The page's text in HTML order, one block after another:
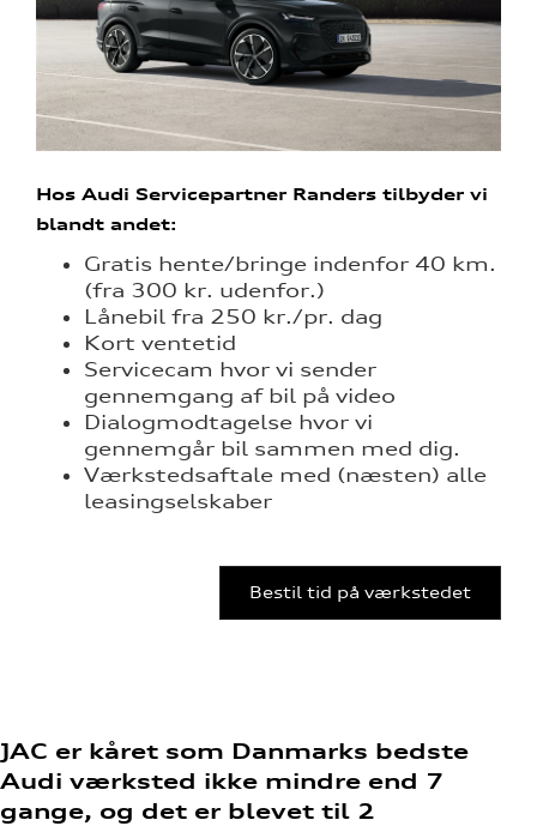
Hos Audi Servicepartner Randers tilbyder vi
blandt andet:
Gratis hente/bringe indenfor 40 km.
(fra 300 kr. udenfor.)
Lånebil fra 250 kr./pr. dag
Kort ventetid
Servicecam hvor vi sender
gennemgang af bil på video
Dialogmodtagelse hvor vi
gennemgår bil sammen med dig.
Værkstedsaftale med (næsten) alle
leasingselskaber
Bestil tid på værkstedet
JAC er kåret som Danmarks bedste
Audi værksted ikke mindre end 7
gange, og det er blevet til 2